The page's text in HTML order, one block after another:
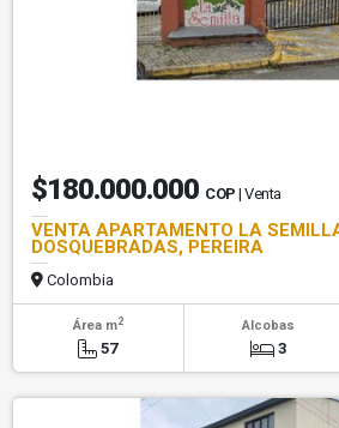
$180.000.000 COP | Venta
VENTA APARTAMENTO LA
DOSQUEBRADAS, PEREIRA
Colombia
Área m2
57
Alcobas
3